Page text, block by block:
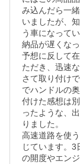
み込んだら一
いましたが、
う車になって
納品が遅くな
予想に反して
ただき、迅速
さて取り付け
でハンドルの
付けた感想は
ったような、
りました。
高速道路を使
じています。
の開度やエン